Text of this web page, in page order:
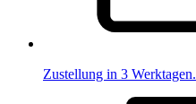
Zustellung in 3 Werktagen.